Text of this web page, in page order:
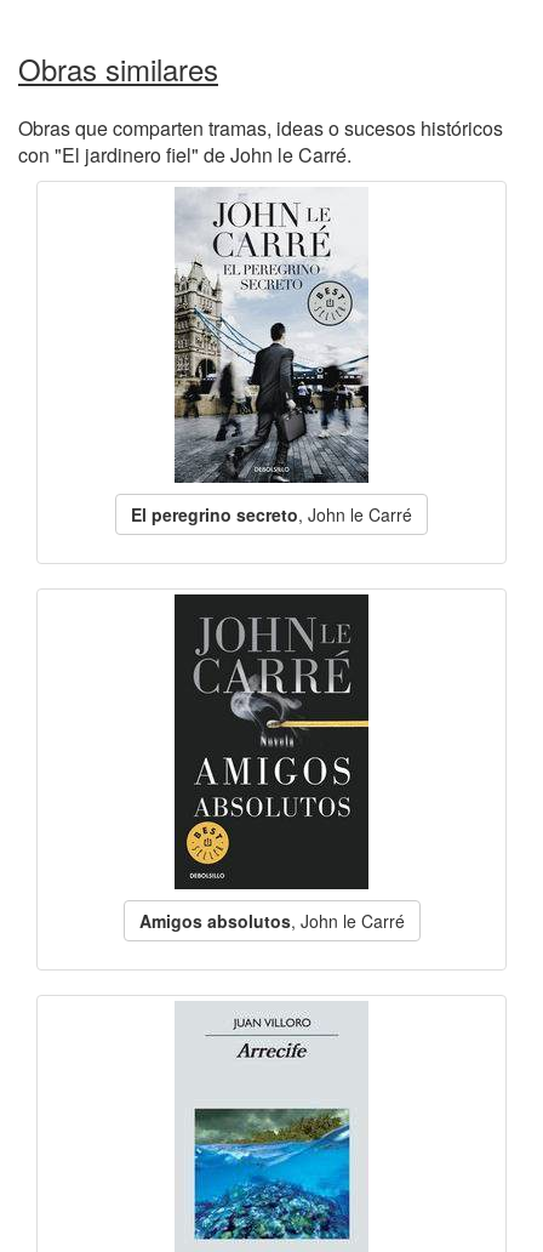
Obras similares
Obras que comparten tramas, ideas o sucesos históricos
con "El jardinero fiel" de John le Carré.
El peregrino secreto, John le Carré
Amigos absolutos, John le Carré